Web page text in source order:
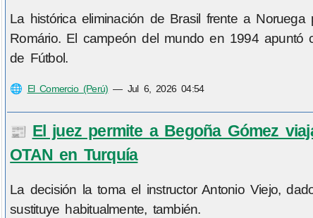
La histórica eliminación de Brasil frente a
Romário. El campeón del mundo en 1994 apuntó
de Fútbol.
🌐 El Comercio (Perú) — Jul 6, 2026 04:54
📰 El juez permite a Begoña Gómez
OTAN en Turquía
La decisión la toma el instructor Antonio Viejo,
sustituye habitualmente, también.